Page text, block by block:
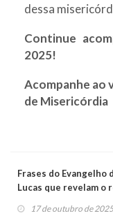
dessa
Continue
2025!
Acompanhe ao
de Misericórdia
Frases do Evangelho
Lucas que revelam o
17 de outubro de 2025